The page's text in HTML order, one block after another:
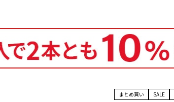
まとめ買い SALE